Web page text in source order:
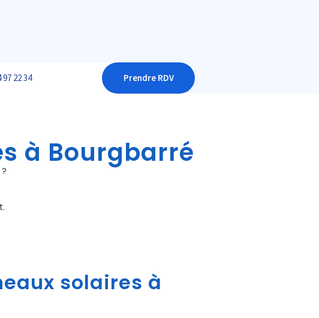
97 22 34 Prendre RDV
à Bourgbarré
solaires à